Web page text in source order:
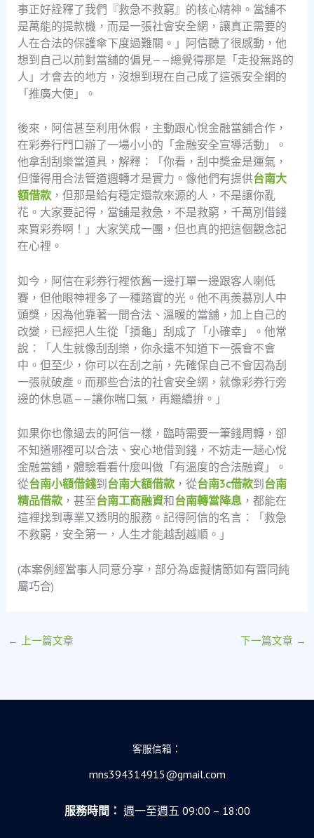
事正好詮釋了我們『救急不救窮』的核心精神。當舖不
是萬能的提款機，而是一張社會安全網，讓真正需要的
人在合法的保護傘下度過難關。」阿信聽了很感動，他
想到自己以前對當舖的偏見——總覺得那是「走投無路的
人」才會去的地方，沒想到現在自己成了這張安全網的
「推廣大使」。
後來，阿信甚至利用休假，主動跟心悅金融當舖合作，
在彩券行門口辦了一場小小的「金融安全宣導活動」。
他拿刮刮樂當道具，解釋：「你看，刮中獎金是運氣，
但懂得用合法管道週轉才是實力。像他們有提供台南大
額借款，但那是給有穩定還款來源的人，不是讓你亂
花。大家要記得，當舖是救急，不是救窮，千萬別借錢
來買彩券啊！」大家笑成一團，但也真的把這個觀念記
在心裡。
如今，阿信在彩券行裡依舊一邊打單一邊跟客人喇低
賽，但他眼神裡多了一種踏實的光。他不再羨慕別人中
頭獎，因為他靠著一間合法、溫暖的當舖，加上自己的
改變，已經把人生從「摃龜」刮成了「小確幸」。他常
說：「人生就像刮刮樂，你永遠不知道下一張會不會
中。但至少，你可以在刮之前，先確保自己不會因為刮
一張就破產。而那些合法的社會安全網，就像彩券行旁
邊的休息區——讓你喘口氣，再繼續拚。」
如果你也像過去的阿信一樣，臨時需要一筆錢周轉，卻
不知道哪裡可以合法、安心地借到錢，不妨走一趟心悅
金融當舖，體驗看看什麼叫做「有溫度的合法融資」。
從台南小額借錢到 台南大額借款，從台南3c借款到 台南
精品借款，甚至台南工商融資和台南轉當降息，都能在
這裡找到專業又透明的服務。記得阿信的名言：「救急
不救窮，安全第一，人生才能越刮越順。」
(本案例經當事人同意分享，部分為虛擬情節如有雷同純
屬巧合)
← 上一篇文章 下一篇文章 →
客服信箱：
mns394314915@gmail.com
服務時間： 週一至週五 09:00 – 18:00